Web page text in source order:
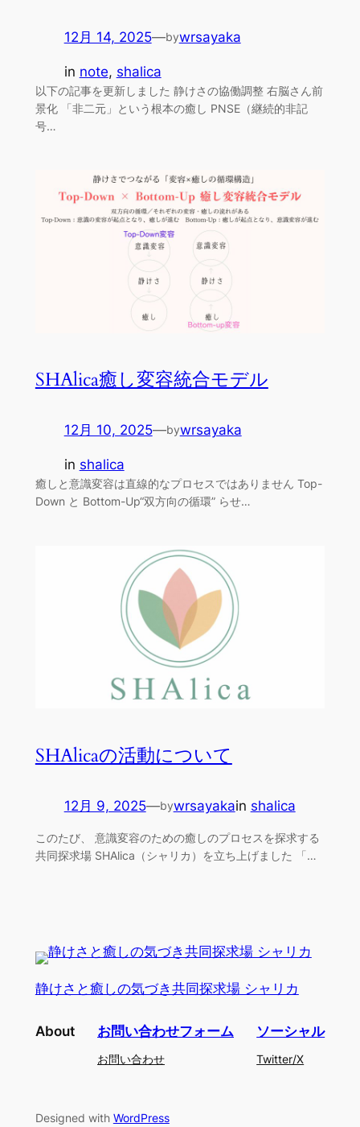
12月 14, 2025—bywrsayaka
in note, shalica
以下の記事を更新しました 静けさの協働調整 右脳さん前
景化 「非二元」という根本の癒し PNSE（継続的非記
号…
SHAlica癒し変容統合モデル
12月 10, 2025—bywrsayaka
in shalica
癒しと意識変容は直線的なプロセスではありません Top-
Down と Bottom-Up“双方向の循環” らせ…
SHAlicaの活動について
12月 9, 2025—bywrsayakain shalica
このたび、 意識変容のための癒しのプロセスを探求する
共同探求場 SHAlica（シャリカ）を立ち上げました 「…
静けさと癒しの気づき共同探求場 シャリカ
About お問い合わせフォーム
お問い合わせ
ソーシャル
Twitter/X
Designed with WordPress